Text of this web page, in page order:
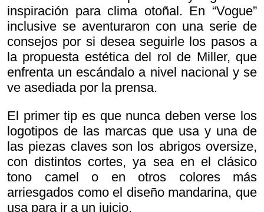
inspiración para clima otoñal. En “Vogue”
inclusive se aventuraron con una serie de
consejos por si desea seguirle los pasos a
la propuesta estética del rol de Miller, que
enfrenta un escándalo a nivel nacional y se
ve asediada por la prensa.
El primer tip es que nunca deben verse los
logotipos de las marcas que usa y una de
las piezas claves son los abrigos oversize,
con distintos cortes, ya sea en el clásico
tono camel o en otros colores más
arriesgados como el diseño mandarina, que
usa para ir a un juicio.